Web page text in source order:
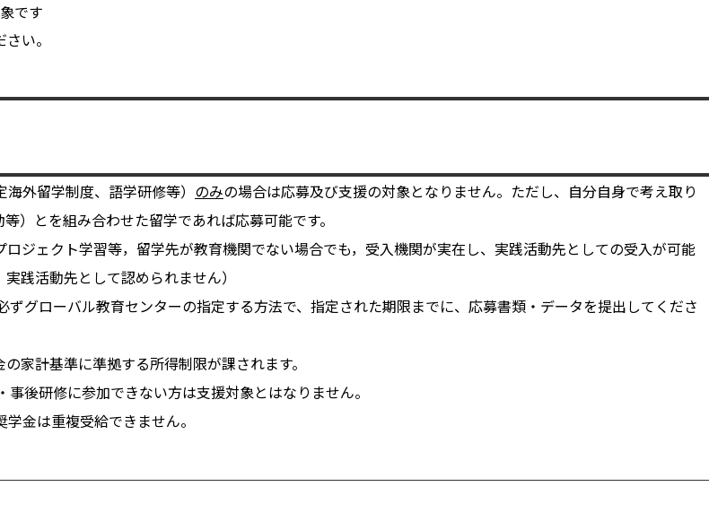
です
い。
外留学制度、語学研修等） のみの場合は応募及び支援の対象となりません。ただし、自分自身で考え取り
）とを組み合わせた留学であれば応募可能です。
ジェクト学習等，留学先が教育機関でない場合でも，受入機関が実在し、実践活動先としての受入が可能
践活動先として認められません）
グローバル教育センターの指定する方法で、指定された期限までに、応募書類・データを提出してくださ
家計基準に準拠する所得制限が課されます。
後研修に参加できない方は支援対象とはなりません。
金は重複受給できません。